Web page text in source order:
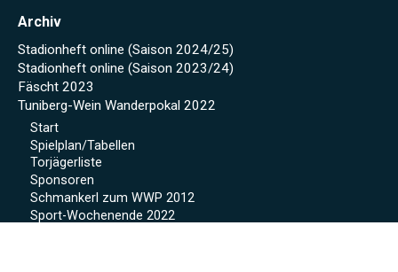
Archiv
Stadionheft online (Saison 2024/25)
Stadionheft online (Saison 2023/24)
Fäscht 2023
Tuniberg-Wein Wanderpokal 2022
Start
Spielplan/Tabellen
Torjägerliste
Sponsoren
Schmankerl zum WWP 2012
Sport-Wochenende 2022